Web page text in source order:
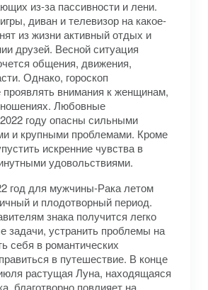
из-за пассивности и лени.
диван и телевизор на какое-
из жизни активный отдых и
друзей. Весной ситуация
общения, движения,
Однако, гороскоп
проявлять внимания к женщинам,
Любовные
году опасны сильными
и крупными проблемами. Кроме
искренние чувства в
удовольствиями.
год для мужчины-Рака летом
и плодотворный период.
знака получится легко
задачи, устранить проблемы на
себя в романтических
в путешествие. В конце
растущая Луна, находящаяся
благотворно повлияет на